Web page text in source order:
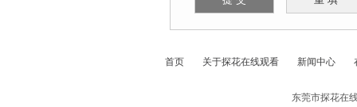
首页 关于探花在线观看 新闻中心
东莞市探花在